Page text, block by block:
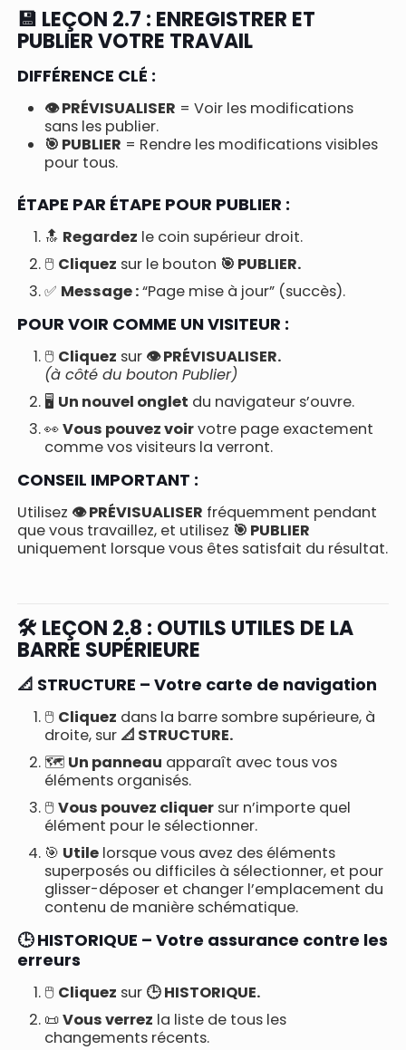
💾 LEÇON 2.7 : ENREGISTRER ET
PUBLIER VOTRE TRAVAIL
DIFFÉRENCE CLÉ :
👁️ PRÉVISUALISER = Voir les modifications
sans les publier.
🎯 PUBLIER = Rendre les modifications visibles
pour tous.
ÉTAPE PAR ÉTAPE POUR PUBLIER :
🔝 Regardez le coin supérieur droit.
🖱️ Cliquez sur le bouton 🎯 PUBLIER.
✅ Message :“Page mise à jour” (succès).
POUR VOIR COMME UN VISITEUR :
🖱️ Cliquez sur 👁️ PRÉVISUALISER.
(à côté du bouton Publier)
🖥️ Un nouvel onglet du navigateur s’ouvre.
👀Vous pouvez voirvotre page exactement
comme vos visiteurs la verront.
CONSEIL IMPORTANT :
Utilisez 👁️ PRÉVISUALISER fréquemment pendant
que vous travaillez, et utilisez 🎯 PUBLIER
uniquement lorsque vous êtes satisfait du résultat.
🛠️ LEÇON 2.8 : OUTILS UTILES DE LA
BARRE SUPÉRIEURE
📐 STRUCTURE – Votre carte de navigation
🖱️ Cliquez dans la barre sombre supérieure, à
droite, sur 📐 STRUCTURE.
🗺️ Un panneau apparaît avec tous vos
éléments organisés.
🖱️Vous pouvez cliquer sur n’importe quel
élément pour le sélectionner.
🎯 Utile lorsque vous avez des éléments
superposés ou difficiles à sélectionner, et pour
glisser-déposer et changer l’emplacement du
contenu de manière schématique.
🕒 HISTORIQUE – Votre assurance contre les
erreurs
🖱️ Cliquez sur 🕒 HISTORIQUE.
📜Vous verrez la liste de tous les
changements récents.